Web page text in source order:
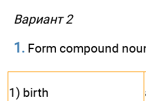
Вариант 2
1. Form compound
1) birth